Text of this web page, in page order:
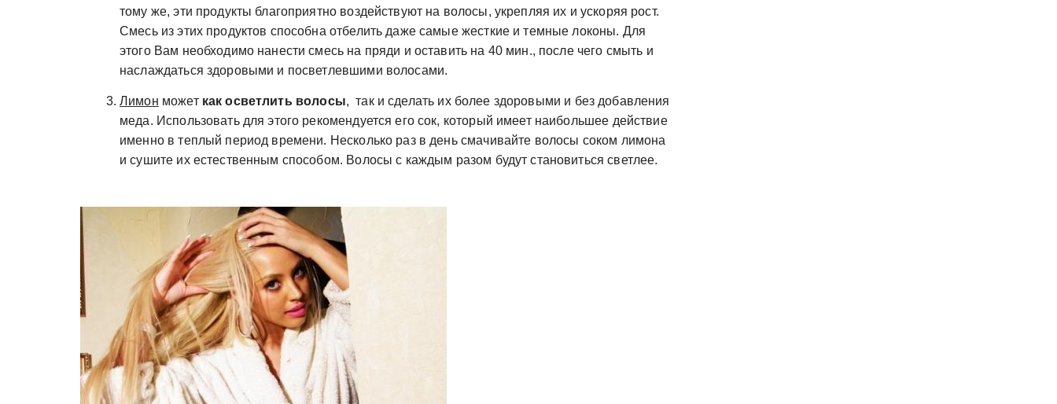
тому же, эти продукты благоприятно воздействуют на волосы, укрепляя их и ускоряя рост.
Смесь из этих продуктов способна отбелить даже самые жесткие и темные локоны. Для
этого Вам необходимо нанести смесь на пряди и оставить на 40 мин., после чего смыть и
наслаждаться здоровыми и посветлевшими волосами.
Лимон может как осветлить волосы, так и сделать их более здоровыми и без добавления
меда. Использовать для этого рекомендуется его сок, который имеет наибольшее действие
именно в теплый период времени. Несколько раз в день смачивайте волосы соком лимона
и сушите их естественным способом. Волосы с каждым разом будут становиться светлее.